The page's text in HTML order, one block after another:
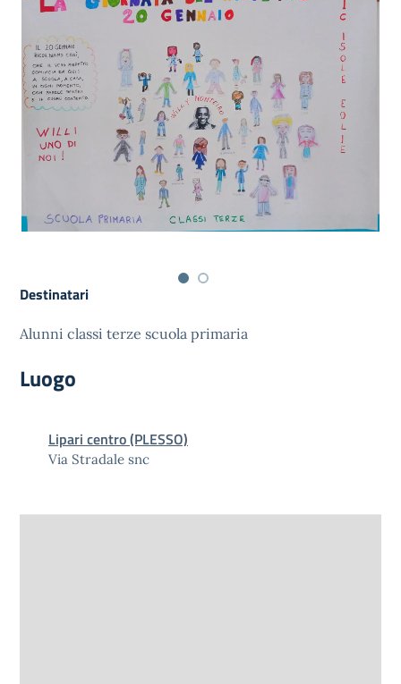
Destinatari
Alunni classi terze scuola primaria
Luogo
Lipari centro (PLESSO)
Via Stradale snc